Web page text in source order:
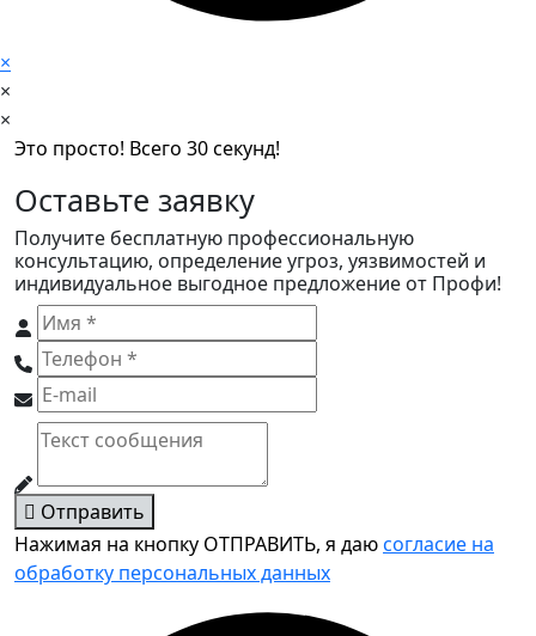
×
×
×
Это просто! Всего 30 секунд!
Оставьте заявку
Получите бесплатную профессиональную
консультацию, определение угроз, уязвимостей и
индивидуальное выгодное предложение от Профи!
Отправить
Нажимая на кнопку ОТПРАВИТЬ, я даюсогласие на
обработку персональных данных